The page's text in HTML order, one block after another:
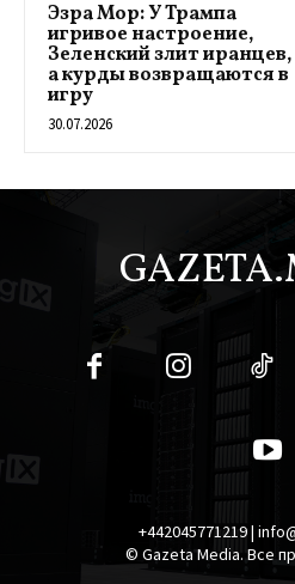
Эзра Мор: У Трампа
игривое настроение,
Зеленский злит иранцев,
а курды возвращаются в
игру
30.07.2026
+442045771219 |
© Gazeta Media. Все